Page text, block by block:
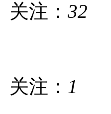
关注： 32
关注： 1